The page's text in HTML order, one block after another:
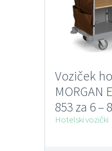
Voziček
MORGAN
853 za 6 –
FILMOP
Hotelski vozički